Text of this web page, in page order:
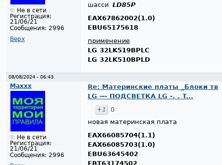
Не в сети
Регистрация:
21/06/21
Сообщения: 2996
Верх
шасси LD85P
EAX67862002(1.0)
EBU65175618
применение
LG 32LK519BPLC
LG 32LK510BPLD
08/08/2024 - 06:43
Maxxx
Не в сети
Регистрация:
21/06/21
Сообщения: 2996
Re: Материнские платы _Блоки тв
LG --- ПОДСВЕТКА LG -. . T...
+1
0
новая материнская плата
EAX66085704(1.1)
EAX66085703(1.0)
EBU63645402
EBT63174502